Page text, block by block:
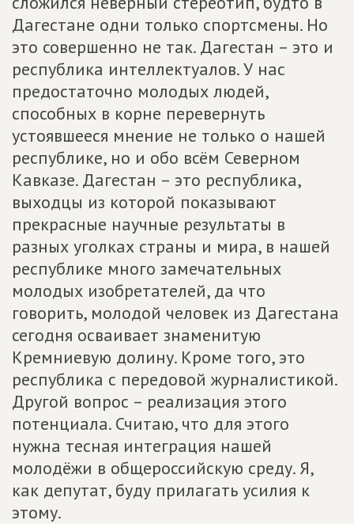
Дагестане одни только спортсмены. Но
это совершенно не так. Дагестан – это и
республика интеллектуалов. У нас
предостаточно молодых людей,
способных в корне перевернуть
устоявшееся мнение не только о нашей
республике, но и обо всём Северном
Кавказе. Дагестан – это республика,
выходцы из которой показывают
прекрасные научные результаты в
разных уголках страны и мира, в нашей
республике много замечательных
молодых изобретателей, да что
говорить, молодой человек из Дагестана
сегодня осваивает знаменитую
Кремниевую долину. Кроме того, это
республика с передовой журналистикой.
Другой вопрос – реализация этого
потенциала. Считаю, что для этого
нужна тесная интеграция нашей
молодёжи в общероссийскую среду. Я,
как депутат, буду прилагать усилия к
этому.